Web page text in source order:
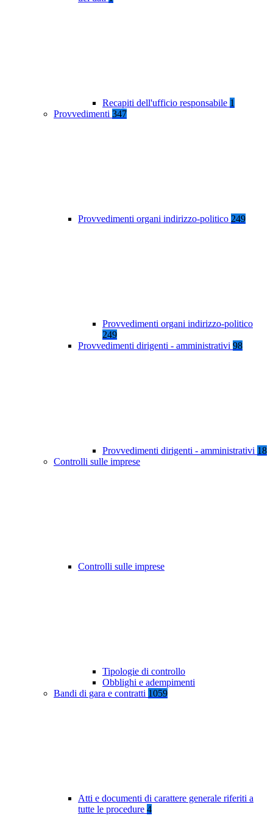
Recapiti dell'ufficio responsabile 1
Provvedimenti 347
Provvedimenti organi indirizzo-politico 249
Provvedimenti organi indirizzo-politico
249
Provvedimenti dirigenti - amministrativi 98
Provvedimenti dirigenti - amministrativi 18
Controlli sulle imprese
Controlli sulle imprese
Tipologie di controllo
Obblighi e adempimenti
Bandi di gara e contratti 1059
Atti e documenti di carattere generale riferiti a
tutte le procedure 4